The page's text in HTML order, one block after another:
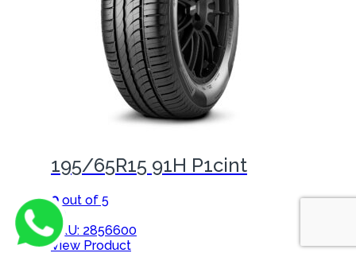
195/65R15 91H P1cint
0 out of 5
(0)
SKU: 2856600
View Product